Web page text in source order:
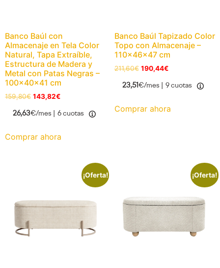
Banco Baúl con
Almacenaje en Tela Color
Natural, Tapa Extraíble,
Estructura de Madera y
Metal con Patas Negras –
100x40x41 cm
159,80€ 143,82€
26,63€/mes | 6 cuotas
Comprar ahora
Banco Baúl Tapizado Color
Topo con Almacenaje –
110x46x47 cm
211,60€ 190,44€
23,51€/mes | 9 cuotas
Comprar ahora
¡Oferta! ¡Oferta!